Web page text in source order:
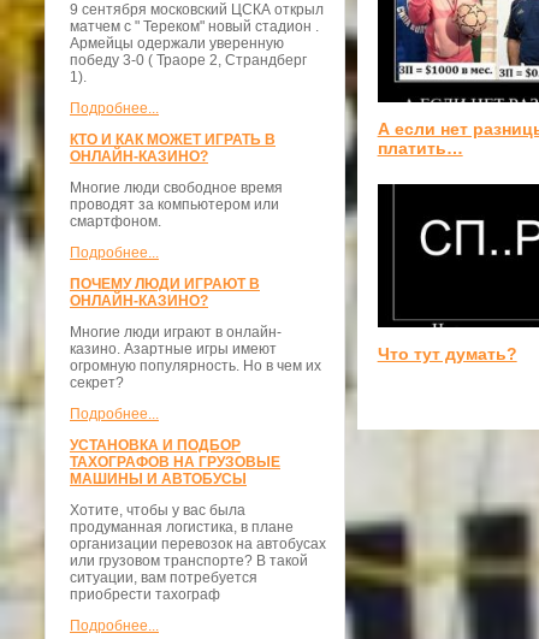
9 сентября московский ЦСКА открыл
матчем с " Тереком" новый стадион .
Армейцы одержали уверенную
победу 3-0 ( Траоре 2, Страндберг
1).
Подробнее...
КТО И КАК МОЖЕТ ИГРАТЬ В
ОНЛАЙН-КАЗИНО?
Многие люди свободное время
проводят за компьютером или
смартфоном.
Подробнее...
ПОЧЕМУ ЛЮДИ ИГРАЮТ В
ОНЛАЙН-КАЗИНО?
Многие люди играют в онлайн-
казино. Азартные игры имеют
огромную популярность. Но в чем их
секрет?
Подробнее...
УСТАНОВКА И ПОДБОР
ТАХОГРАФОВ НА ГРУЗОВЫЕ
МАШИНЫ И АВТОБУСЫ
Хотите, чтобы у вас была
продуманная логистика, в плане
организации перевозок на автобусах
или грузовом транспорте? В такой
ситуации, вам потребуется
приобрести тахограф
Подробнее...
А если нет
платить…
Что тут думать?